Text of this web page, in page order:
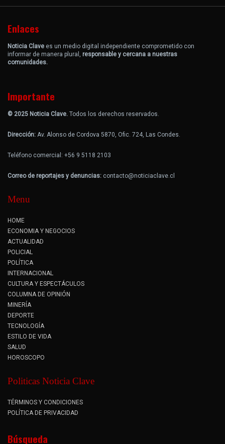
Enlaces
Noticia Clave es un medio digital independiente comprometido con
informar de manera plural, responsable y cercana a nuestras
comunidades.
Importante
© 2025 Noticia Clave. Todos los derechos reservados.
Dirección: Av. Alonso de Cordova 5870, Ofic. 724, Las Condes.
Teléfono comercial: +56 9 5118 2103
Correo de reportajes y denuncias: contacto@noticiaclave.cl
Menu
HOME
ECONOMIA Y NEGOCIOS
ACTUALIDAD
POLICIAL
POLÍTICA
INTERNACIONAL
CULTURA Y ESPECTÁCULOS
COLUMNA DE OPINIÓN
MINERÍA
DEPORTE
TECNOLOGÍA
ESTILO DE VIDA
SALUD
HOROSCOPO
Politicas Noticia Clave
TÉRMINOS Y CONDICIONES
POLÍTICA DE PRIVACIDAD
Búsqueda